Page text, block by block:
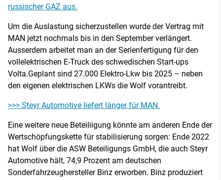
russischer GAZ aus.
Um die Auslastung sicherzustellen wurde der Vertrag mit
MAN jetzt nochmals bis in den September verlängert.
Ausserdem arbeitet man an der Serienfertigung für den
vollelektrischen E-Truck des schwedischen Start-ups
Volta.Geplant sind 27.000 Elektro-Lkw bis 2025 – neben
den eigenen elektrischen LKWs die Wolf vorantreibt.
>>> Steyr Automotive liefert länger für MAN.
Eine weitere neue Beteiliigung könnte am anderen Ende der
Wertschöpfungskette für stabilisierung sorgen: Ende 2022
hat Wolf über die ASW Beteiligungs GmbH, die auch Steyr
Automotive hält, 74,9 Prozent am deutschen
Sonderfahrzeughersteller Binz erworben. Binz produziert